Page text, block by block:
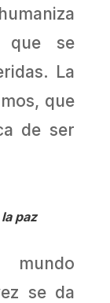
que se
La
que
de ser
paz
se da